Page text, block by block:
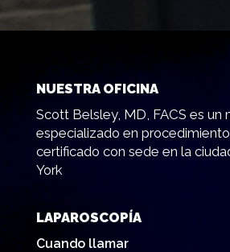
NUESTRA OFICINA
Scott Belsley, MD, FACS es un
especializado en
certificado con sede en la
York
LAPAROSCOPÍA
Cuando llamar